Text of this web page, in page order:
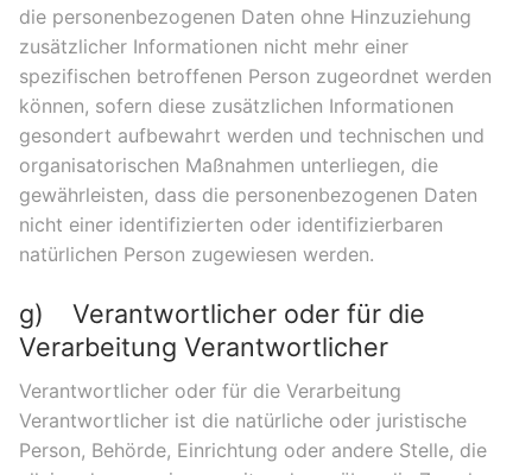
die personenbezogenen Daten ohne Hinzuziehung
zusätzlicher Informationen nicht mehr einer
spezifischen betroffenen Person zugeordnet werden
können, sofern diese zusätzlichen Informationen
gesondert aufbewahrt werden und technischen und
organisatorischen Maßnahmen unterliegen, die
gewährleisten, dass die personenbezogenen Daten
nicht einer identifizierten oder identifizierbaren
natürlichen Person zugewiesen werden.
g) Verantwortlicher oder für die
Verarbeitung Verantwortlicher
Verantwortlicher oder für die Verarbeitung
Verantwortlicher ist die natürliche oder juristische
Person, Behörde, Einrichtung oder andere Stelle, die